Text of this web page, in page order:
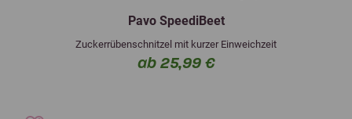
Pavo SpeediBeet
Zuckerrübenschnitzel mit kurzer Einweichzeit
ab 25,99 €